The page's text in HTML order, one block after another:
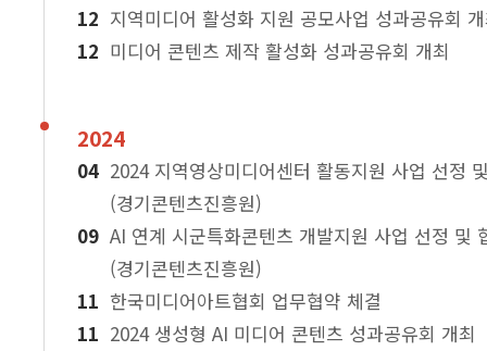
지역미디어 활성화 지원 공모사업 성과공유회
미디어 콘텐츠 제작 활성화 성과공유회 개최
2024
2024 지역영상미디어센터 활동지원 사업 선정
(경기콘텐츠진흥원)
AI 연계 시군특화콘텐츠 개발지원 사업 선정 및
(경기콘텐츠진흥원)
한국미디어아트협회 업무협약 체결
2024 생성형 AI 미디어 콘텐츠 성과공유회 개최